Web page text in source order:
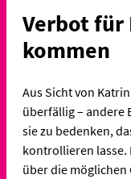
Verbot für
kommen
Aus Sicht von
überfällig – andere
sie zu bedenken,
kontrollieren lasse.
über die möglichen